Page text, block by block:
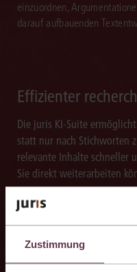
Zustimmung
einzuordnen,
darauf aufbauenden
Effizienter
Die juris KI-Suite
statt nur nach Stichworten
relevante Inhalte schneller
Sie direkt weiterarbeiten
Ergebnisse sicher